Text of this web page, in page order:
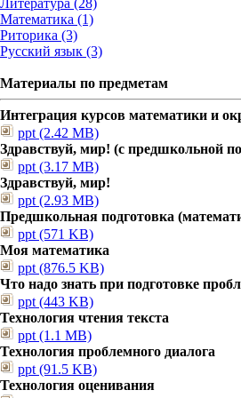
Литература (28)
Математика (1)
Риторика (3)
Русский язык (3)
Материалы по предметам
Интеграция курсов математики и
ppt (2.42 MB)
Здравствуй, мир! (с предшкольной
ppt (3.17 MB)
Здравствуй, мир!
ppt (2.93 MB)
Предшкольная подготовка
ppt (571 KB)
Моя математика
ppt (876.5 KB)
Что надо знать при подготовке
ppt (443 KB)
Технология чтения текста
ppt (1.1 MB)
Технология проблемного диалога
ppt (91.5 KB)
Технология оценивания